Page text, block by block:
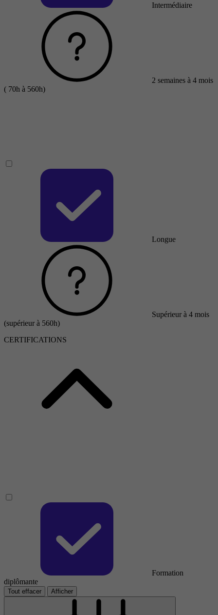
Intermédiaire
2 semaines à 4 mois
( 70h à 560h)
Longue
Supérieur à 4 mois
(supérieur à 560h)
CERTIFICATIONS
Formation
diplômante
Tout effacer Afficher